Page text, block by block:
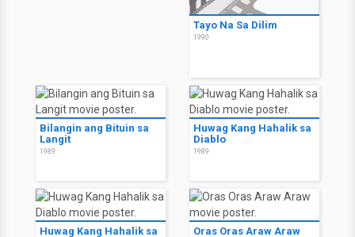
Tayo Na Sa Dilim
1990
Bilangin ang Bituin sa
Langit
1989
Huwag Kang Hahalik sa
Diablo
1989
Huwag Kang Hahalik sa
Oras Oras Araw Araw